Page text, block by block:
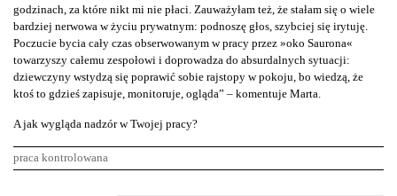
godzinach, za które nikt mi nie płaci. Zauważyłam też, że stałam się o wiele
bardziej nerwowa w życiu prywatnym: podnoszę głos, szybciej się irytuję.
Poczucie bycia cały czas obserwowanym w pracy przez »oko Saurona«
towarzyszy całemu zespołowi i doprowadza do absurdalnych sytuacji:
dziewczyny wstydzą się poprawić sobie rajstopy w pokoju, bo wiedzą, że
ktoś to gdzieś zapisuje, monitoruje, ogląda” – komentuje Marta.
A jak wygląda nadzór w Twojej pracy?
praca kontrolowana